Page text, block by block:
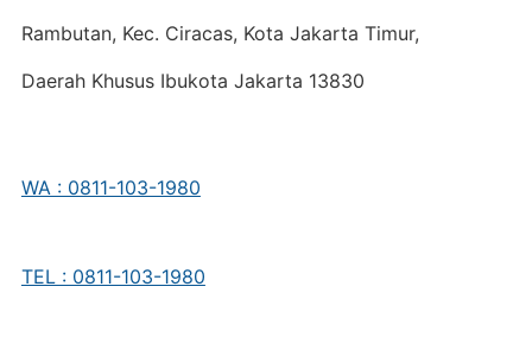
Rambutan, Kec. Ciracas, Kota Jakarta Timur,
Daerah Khusus Ibukota Jakarta 13830
WA : 0811-103-1980
TEL : 0811-103-1980